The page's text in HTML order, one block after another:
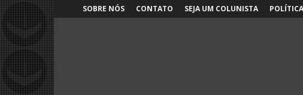
SOBRE NÓS CONTATO SEJA UM COLUNISTA